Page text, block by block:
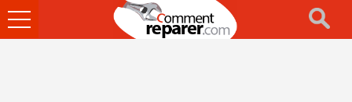
Ouvrir
le